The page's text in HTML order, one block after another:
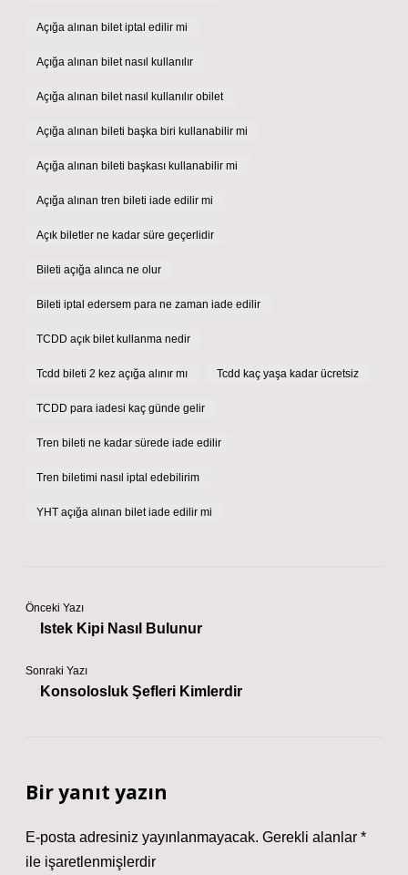
Açığa alınan bilet iptal edilir mi
Açığa alınan bilet nasıl kullanılır
Açığa alınan bilet nasıl kullanılır obilet
Açığa alınan bileti başka biri kullanabilir mi
Açığa alınan bileti başkası kullanabilir mi
Açığa alınan tren bileti iade edilir mi
Açık biletler ne kadar süre geçerlidir
Bileti açığa alınca ne olur
Bileti iptal edersem para ne zaman iade edilir
TCDD açık bilet kullanma nedir
Tcdd bileti 2 kez açığa alınır mı Tcdd kaç yaşa kadar ücretsiz
TCDD para iadesi kaç günde gelir
Tren bileti ne kadar sürede iade edilir
Tren biletimi nasıl iptal edebilirim
YHT açığa alınan bilet iade edilir mi
Önceki Yazı
Istek Kipi Nasıl Bulunur
Sonraki Yazı
Konsolosluk Şefleri Kimlerdir
Bir yanıt yazın
E-posta adresiniz yayınlanmayacak. Gerekli alanlar *
ile işaretlenmişlerdir